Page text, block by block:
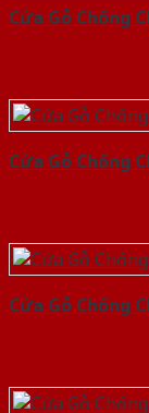
Cửa Gỗ Chống
Cửa Gỗ Chống
Cửa Gỗ Chống